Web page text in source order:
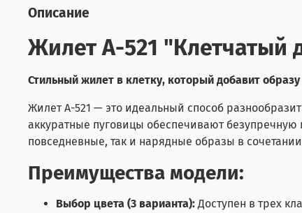
Описание
Жилет А-521 "Клетчатый
Стильный жилет в клетку, который добавит
Жилет А-521 — это идеальный способ
аккуратные пуговицы обеспечивают безупречную
повседневные, так и нарядные образы в
Преимущества модели:
Выбор цвета (3 варианта):Доступен в трех